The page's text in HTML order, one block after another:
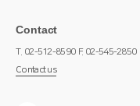
Contact
T. 02-512-8590 F. 02-545-2850
Contact us